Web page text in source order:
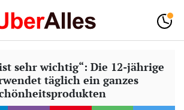
sehr wichtig“: Die 12-jährige
täglich ein ganzes